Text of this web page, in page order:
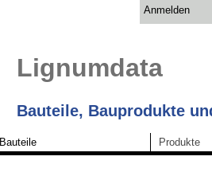
Anmelden
Lignumdata
Bauteile, Bauprodukte
Bauteile Produkte